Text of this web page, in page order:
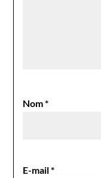
Nom*
E-mail*